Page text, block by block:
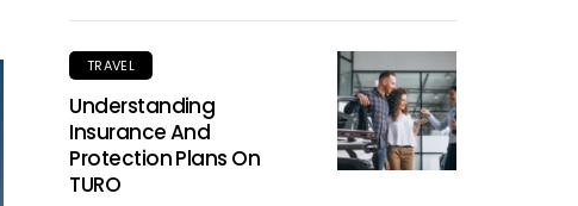
TRAVEL
Understanding
Insurance And
Protection Plans On
TURO